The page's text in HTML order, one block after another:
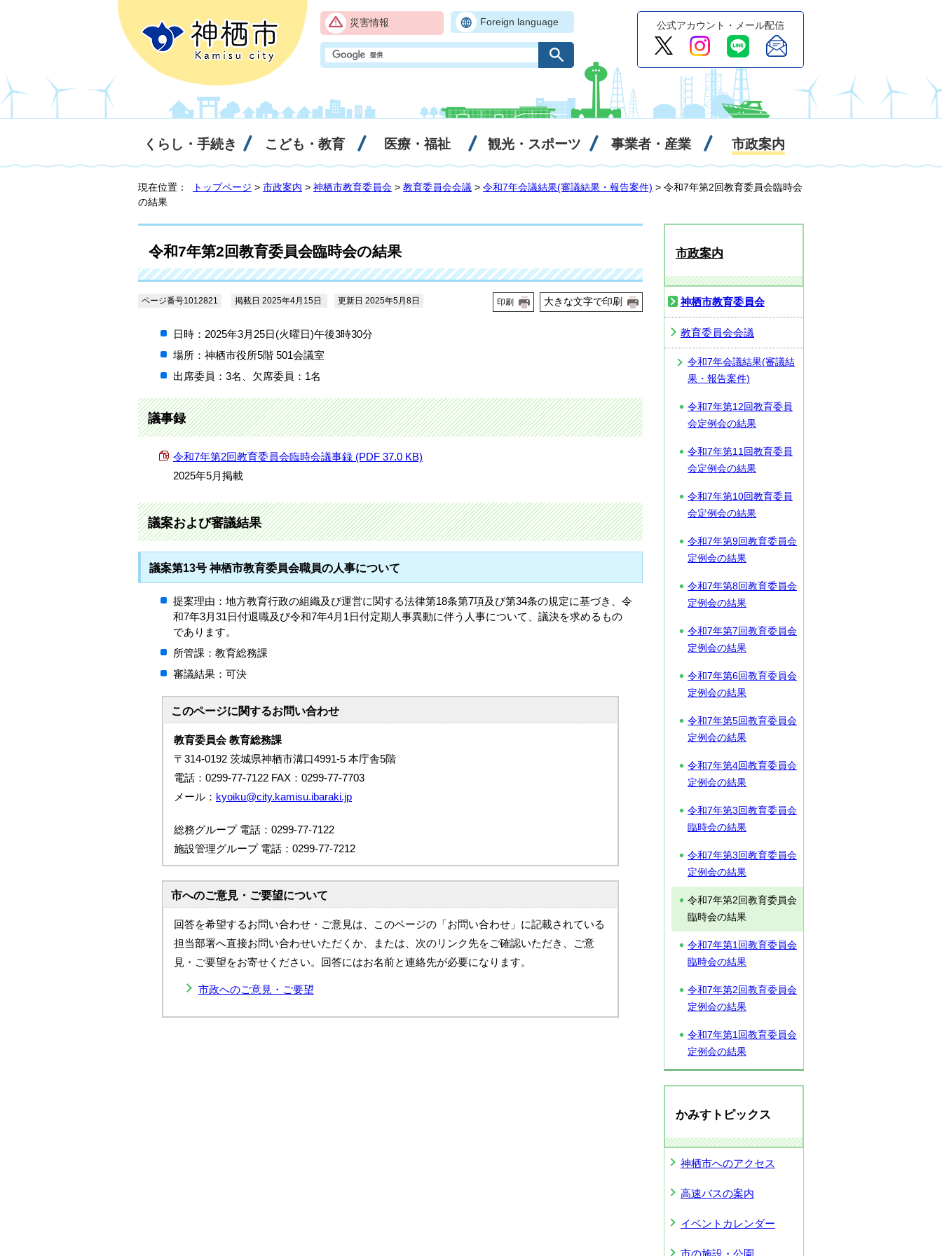
災害情報 Foreign language 公式アカウント・メール配信
くらし・手続き こども・教育 医療・福祉 観光・スポーツ 事業者・産業 市政案内
現在位置： トップページ > 市政案内 > 神栖市教育委員会 > 教育委員会会議 > 令和7年会議結果(審議結果・報告案件) > 令和7年第2回教育委員会臨時会
の結果
令和7年第2回教育委員会臨時会の結果
ページ番号1012821 掲載日 2025年4月15日 更新日 2025年5月8日 印刷 大きな文字で印刷
日時：2025年3月25日(火曜日)午後3時30分
場所：神栖市役所5階 501会議室
出席委員：3名、欠席委員：1名
議事録
令和7年第2回教育委員会臨時会議事録 (PDF 37.0 KB)
2025年5月掲載
議案および審議結果
議案第13号 神栖市教育委員会職員の人事について
提案理由：地方教育行政の組織及び運営に関する法律第18条第7項及び第34条の規定に基づき、令
和7年3月31日付退職及び令和7年4月1日付定期人事異動に伴う人事について、議決を求めるもの
であります。
所管課：教育総務課
審議結果：可決
このページに関するお問い合わせ
教育委員会 教育総務課
〒314-0192 茨城県神栖市溝口4991-5 本庁舎5階
電話：0299-77-7122 FAX：0299-77-7703
メール： kyoiku@city.kamisu.ibaraki.jp
総務グループ 電話：0299-77-7122
施設管理グループ 電話：0299-77-7212
市へのご意見・ご要望について
回答を希望するお問い合わせ・ご意見は、このページの「お問い合わせ」に記載されている
担当部署へ直接お問い合わせいただくか、または、次のリンク先をご確認いただき、ご意
見・ご要望をお寄せください。回答にはお名前と連絡先が必要になります。
市政へのご意見・ご要望
市政案内
神栖市教育委員会
教育委員会会議
令和7年会議結果(審議結
果・報告案件)
令和7年第12回教育委員
会定例会の結果
令和7年第11回教育委員
会定例会の結果
令和7年第10回教育委員
会定例会の結果
令和7年第9回教育委員会
定例会の結果
令和7年第8回教育委員会
定例会の結果
令和7年第7回教育委員会
定例会の結果
令和7年第6回教育委員会
定例会の結果
令和7年第5回教育委員会
定例会の結果
令和7年第4回教育委員会
定例会の結果
令和7年第3回教育委員会
臨時会の結果
令和7年第3回教育委員会
定例会の結果
令和7年第2回教育委員会
臨時会の結果
令和7年第1回教育委員会
臨時会の結果
令和7年第2回教育委員会
定例会の結果
令和7年第1回教育委員会
定例会の結果
かみすトピックス
神栖市へのアクセス
高速バスの案内
イベントカレンダー
市の施設・公園